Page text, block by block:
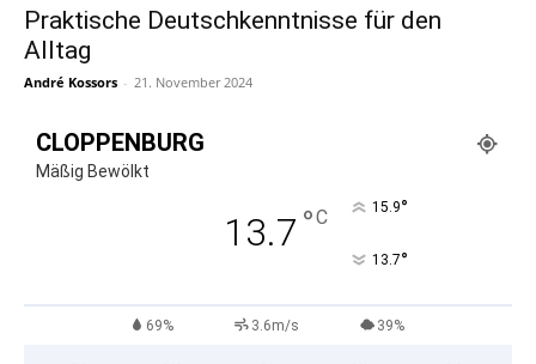
Praktische Deutschkenntnisse für den
Alltag
André Kossors - 21. November 2024
CLOPPENBURG
Mäßig Bewölkt
13.7 °C 15.9°
13.7°
69% 3.6m/s 39%